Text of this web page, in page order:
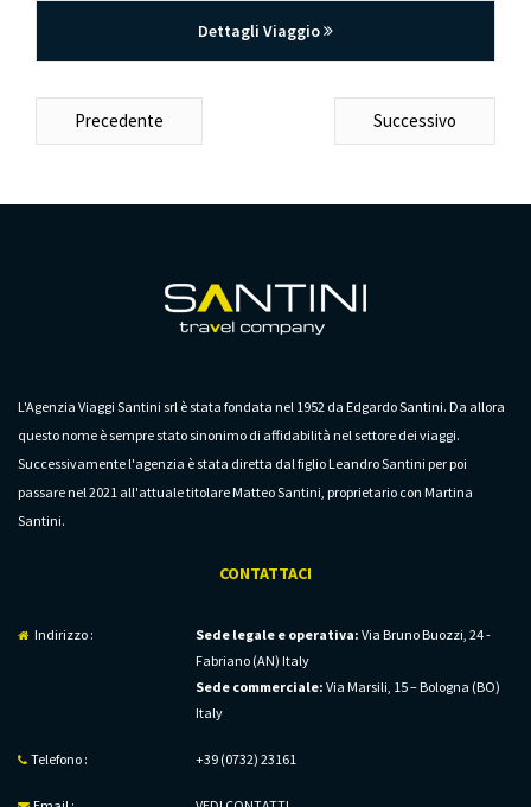
Dettagli Viaggio
Precedente Successivo
L'Agenzia Viaggi Santini srl è stata fondata nel 1952 da Edgardo Santini. Da allora
questo nome è sempre stato sinonimo di affidabilità nel settore dei viaggi.
Successivamente l'agenzia è stata diretta dal figlio Leandro Santini per poi
passare nel 2021 all'attuale titolare Matteo Santini, proprietario con Martina
Santini.
CONTATTACI
Indirizzo : Sede legale e operativa: Via Bruno Buozzi, 24 -
Fabriano (AN) Italy
Sede commerciale: Via Marsili, 15 – Bologna (BO)
Italy
Telefono : +39 (0732) 23161